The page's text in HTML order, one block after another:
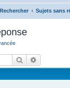
Rechercher Sujets sans
Rechercher